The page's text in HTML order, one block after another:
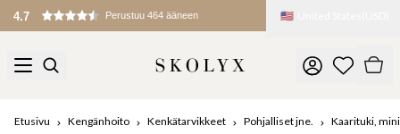
Tullit ja maksut peritään maahantuonnin yhteydessä 🇺🇸
Etusivu Kengänhoito Kenkätarvikkeet Pohjalliset jne. Kaarituki, mini